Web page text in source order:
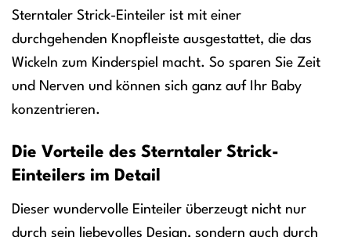
Sterntaler Strick-Einteiler ist mit einer
durchgehenden Knopfleiste ausgestattet, die das
Wickeln zum Kinderspiel macht. So sparen Sie Zeit
und Nerven und können sich ganz auf Ihr Baby
konzentrieren.
Die Vorteile des Sterntaler Strick-
Einteilers im Detail
Dieser wundervolle Einteiler überzeugt nicht nur
durch sein liebevolles Design, sondern auch durch